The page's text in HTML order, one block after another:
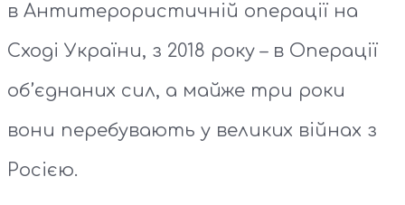
в Антитерористичній операції на
Сході України, з 2018 року – в Операції
об’єднаних сил, а майже три роки
вони перебувають у великих війнах з
Росією.